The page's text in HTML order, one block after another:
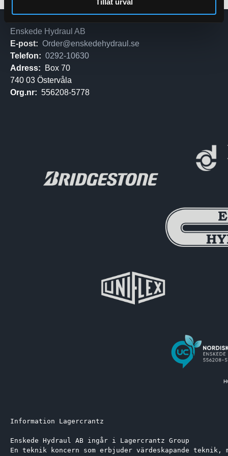
Information Lagercrantz
Enskede Hydraul AB ingår i Lagercrantz Group
En teknik koncern som erbjuder värdeskapande
Enskede Hydraul AB
E-post: Order@enskedehydraul.se
Telefon: 0292-10630
Adress:
Box 70
740 03 Östervåla
Org.nr: 556208-5778